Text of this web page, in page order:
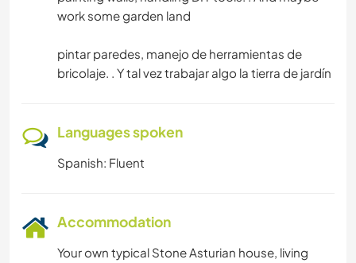
work some garden land
pintar paredes, manejo de herramientas de
bricolaje. . Y tal vez trabajar algo la tierra de jardín
Languages spoken
Spanish: Fluent
Accommodation
Your own typical Stone Asturian house, living